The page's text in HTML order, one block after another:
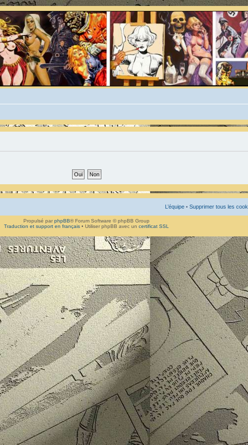
L’équipe • Supprimer tous les
Propulsé par phpBB® Forum Software © phpBB Group
Traduction et support en français • Utiliser phpBB avec un certificat SSL